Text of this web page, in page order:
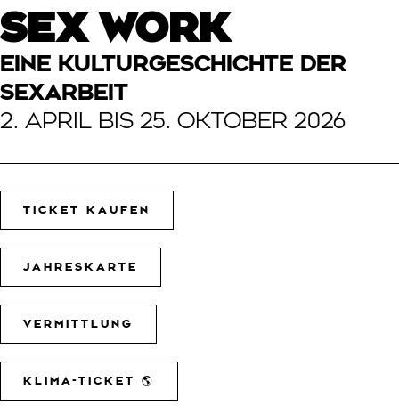
SEX WORK
EINE KULTURGESCHICHTE DER
SEXARBEIT
2. APRIL BIS 25. OKTOBER 2026
TICKET KAUFEN
JAHRESKARTE
VERMITTLUNG
KLIMA-TICKET 🌎